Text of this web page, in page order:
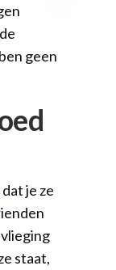
geen
je ze
staat,